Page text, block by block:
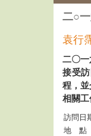
二○
袁行
二〇
接受
程，
相關工
訪問日
地 點